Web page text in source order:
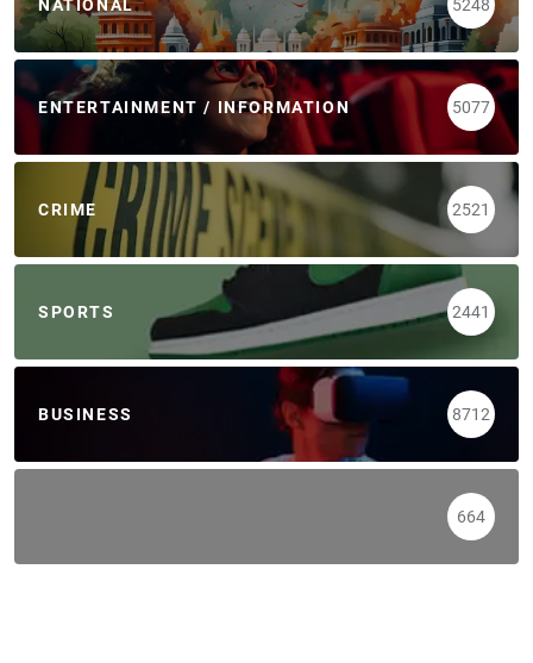
NATIONAL 5248
ENTERTAINMENT / INFORMATION 5077
CRIME 2521
SPORTS 2441
BUSINESS 8712
664